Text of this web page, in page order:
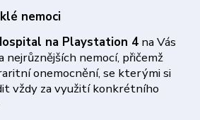
nemoci
na Playstation 4 na Vás
nejrůznějších nemocí, přičemž
onemocnění, se kterými si
vždy za využití konkrétního